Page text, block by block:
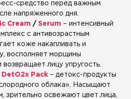
средство перед важным
напряженного дня.
Cream / Serum – интенсивный
с антивозрастным
коже накапливать и
восполняет морщины
лицу упругость.
DetO2x Pack – детокс-продукты
облака». Насыщают
зрительно освежают цвет лица,